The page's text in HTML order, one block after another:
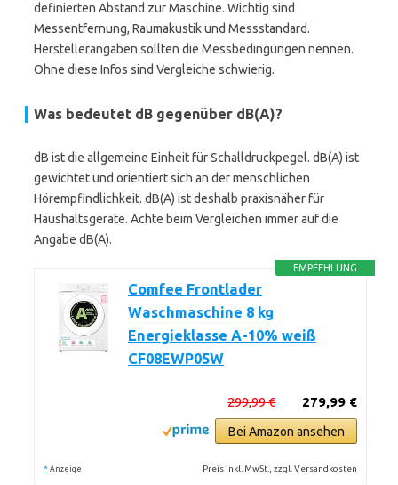
definierten Abstand zur Maschine. Wichtig sind
Messentfernung, Raumakustik und Messstandard.
Herstellerangaben sollten die Messbedingungen nennen.
Ohne diese Infos sind Vergleiche schwierig.
Was bedeutet dB gegenüber dB(A)?
dB ist die allgemeine Einheit für Schalldruckpegel. dB(A) ist
gewichtet und orientiert sich an der menschlichen
Hörempfindlichkeit. dB(A) ist deshalb praxisnäher für
Haushaltsgeräte. Achte beim Vergleichen immer auf die
Angabe dB(A).
EMPFEHLUNG
Comfee Frontlader
Waschmaschine 8 kg
Energieklasse A-10% weiß
CF08EWP05W
279,99 €
299,99 €
Bei Amazon ansehen
* Anzeige Preis inkl. MwSt., zzgl. Versandkosten